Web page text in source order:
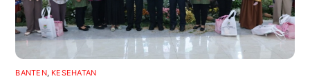
BANTEN, KESEHATAN